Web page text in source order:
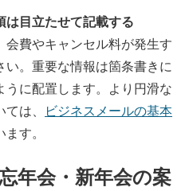
は目立たせて記載する
費やキャンセル料が発生す
。重要な情報は箇条書きに
うに配置します。より円滑な
は、
ビジネスメールの基本
す。
年会・新年会の案